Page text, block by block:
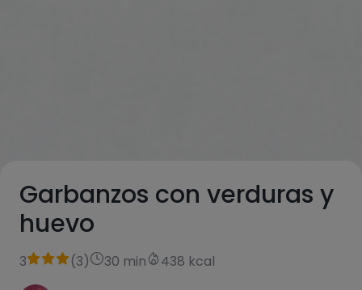
Garbanzos con verduras y
huevo
3 (3) 30 min 438 kcal